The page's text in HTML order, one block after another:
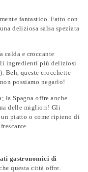
fantastico. Fatto con
deliziosa salsa speziata
calda e croccante
ingredienti più deliziosi
Beh, queste crocchette
possiamo negarlo!
la Spagna offre anche
delle migliori! Gli
piatto o come ripieno di
gastronomici di
questa città offre.